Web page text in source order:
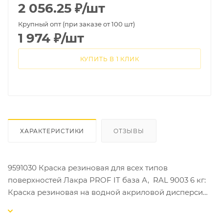
2 056.25 ₽/шт
Крупный опт (при заказе от 100 шт)
1 974 ₽/шт
КУПИТЬ В 1 КЛИК
ХАРАКТЕРИСТИКИ ОТЗЫВЫ
9591030 Краска резиновая для всех типов
поверхностей Лакра PROF IT база А, RAL 9003 6 кг:
Краска резиновая на водной акриловой дисперсии.